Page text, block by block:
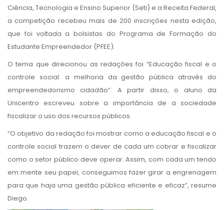
Ciência, Tecnologia e Ensino Superior (Seti) e a Receita Federal,
a competição recebeu mais de 200 inscrições nesta edição,
que foi voltada a bolsistas do Programa de Formação do
Estudante Empreendedor (PFEE).
O tema que direcionou as redações foi “Educação fiscal e o
controle social: a melhoria da gestão pública através do
empreendedorismo cidadão”. A partir disso, o aluno da
Unicentro escreveu sobre a importância de a sociedade
fiscalizar o uso dos recursos públicos.
“O objetivo da redação foi mostrar como a educação fiscal e o
controle social trazem o dever de cada um cobrar e fiscalizar
como o setor público deve operar. Assim, com cada um tendo
em mente seu papel, conseguimos fazer girar a engrenagem
para que haja uma gestão pública eficiente e eficaz”, resume
Diego.